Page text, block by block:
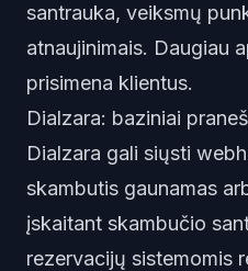
santrauka, veiksmų
atnaujinimais. Daugiau
prisimena klientus.
Dialzara: baziniai
Dialzara gali siųsti
skambutis gaunamas
įskaitant skambučio
rezervacijų sistemomis